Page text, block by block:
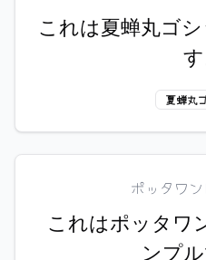
これは夏蝉丸ゴ
す
夏蝉丸
ポッタワ
これはポッタワ
ンプル